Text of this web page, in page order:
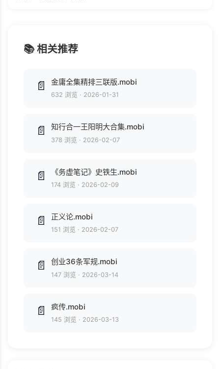
📚 相关推荐
📄 金庸全集精排三联版.mobi
632 浏览 · 2026-01-31
📄 知行合一王阳明大合集.mobi
378 浏览 · 2026-02-07
📄 《务虚笔记》史铁生.mobi
174 浏览 · 2026-02-09
📄 正义论.mobi
151 浏览 · 2026-02-07
📄 创业36条军规.mobi
147 浏览 · 2026-03-14
📄 疯传.mobi
145 浏览 · 2026-03-13